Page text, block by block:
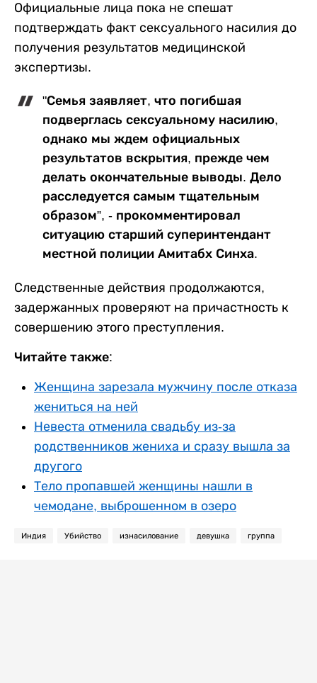
Официальные лица пока не спешат
подтверждать факт сексуального насилия до
получения результатов медицинской
экспертизы.
"Семья заявляет, что погибшая
подверглась сексуальному насилию,
однако мы ждем официальных
результатов вскрытия, прежде чем
делать окончательные выводы. Дело
расследуется самым тщательным
образом”, - прокомментировал
ситуацию старший суперинтендант
местной полиции Амитабх Синха.
Следственные действия продолжаются,
задержанных проверяют на причастность к
совершению этого преступления.
Читайте также:
Женщина зарезала мужчину после отказа
жениться на ней
Невеста отменила свадьбу из-за
родственников жениха и сразу вышла за
другого
Тело пропавшей женщины нашли в
чемодане, выброшенном в озеро
Индия Убийство изнасилование девушка группа